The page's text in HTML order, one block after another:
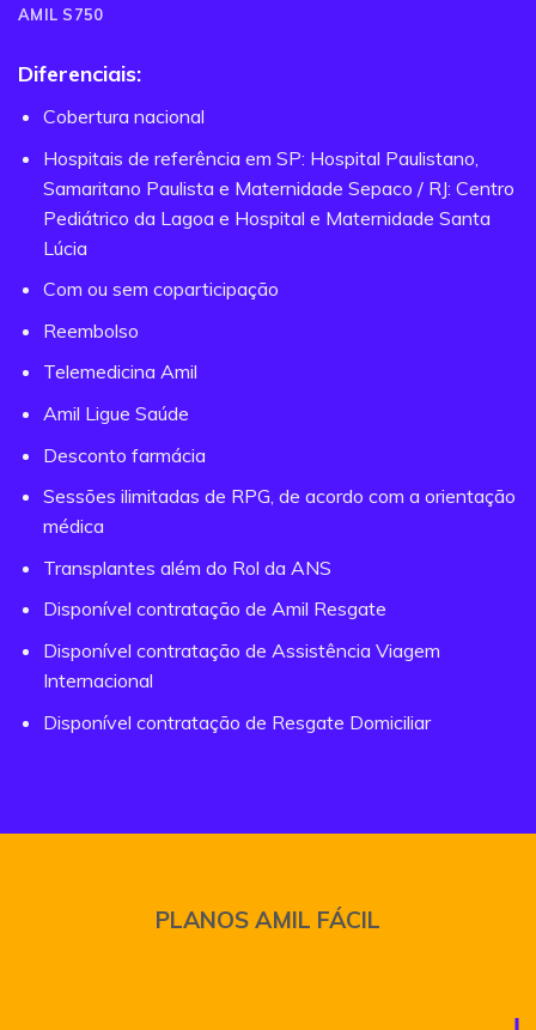
AMIL S750
Diferenciais:
Cobertura nacional
Hospitais de referência em SP: Hospital Paulistano,
Samaritano Paulista e Maternidade Sepaco / RJ: Centro
Pediátrico da Lagoa e Hospital e Maternidade Santa
Lúcia
Com ou sem coparticipação
Reembolso
Telemedicina Amil
Amil Ligue Saúde
Desconto farmácia
Sessões ilimitadas de RPG, de acordo com a orientação
médica
Transplantes além do Rol da ANS
Disponível contratação de Amil Resgate
Disponível contratação de Assistência Viagem
Internacional
Disponível contratação de Resgate Domiciliar
PLANOS AMIL FÁCIL